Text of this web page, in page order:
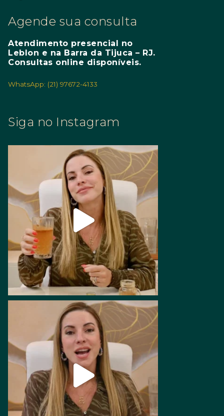
Agende sua consulta
Atendimento presencial no
Leblon e na Barra da Tijuca – RJ.
Consultas online disponíveis.
WhatsApp: (21) 97672-4133
Siga no Instagram